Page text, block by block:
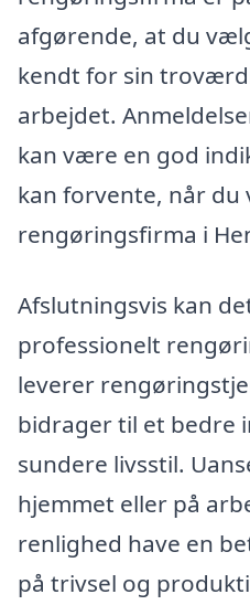
afgørende, at du
kendt for sin
arbejdet.
kan være en god
kan forvente, når
rengøringsfirma i
Afslutningsvis kan
professionelt
leverer
bidrager til et bedre
sundere livsstil.
hjemmet eller på
renlighed have en
på trivsel og